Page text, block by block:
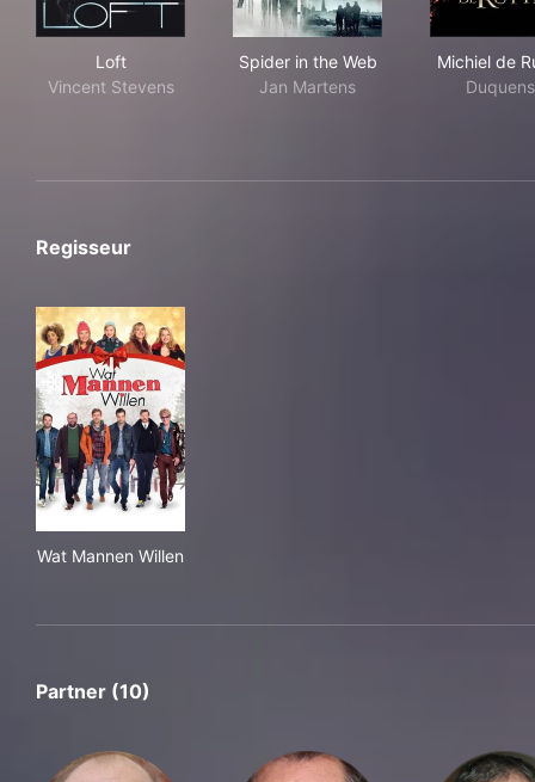
Loft
Vincent Stevens
Spider in the Web
Jan Martens
Michiel de
Regisseur
Wat Mannen Willen
Partner (10)